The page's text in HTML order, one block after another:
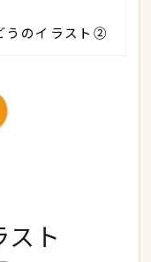
うのイラスト②
ト